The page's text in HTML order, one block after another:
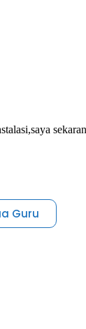
Guru